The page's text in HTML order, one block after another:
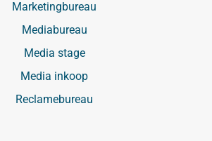
Marketingbureau
Mediabureau
Media stage
Media inkoop
Reclamebureau